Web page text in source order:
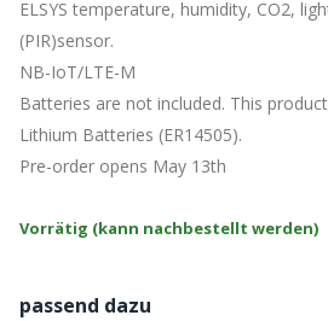
ELSYS temperature, humidity, CO2,
(PIR)sensor.
NB-IoT/LTE-M
Batteries are not included. This
Lithium Batteries (ER14505).
Pre-order opens May 13th
Vorrätig (kann nachbestellt werden)
passend dazu